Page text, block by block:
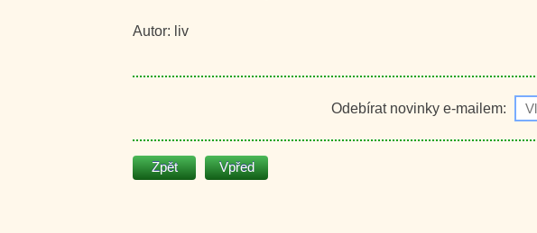
Autor: liv
Odebírat novinky e-mailem:
Zpět Vpřed